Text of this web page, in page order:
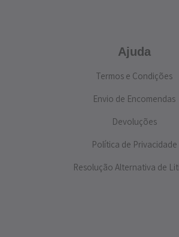
Ajuda
Termos e Condições
Envio de Encomendas
Devoluções
Política de Privacidade
Resolução Alternativa de